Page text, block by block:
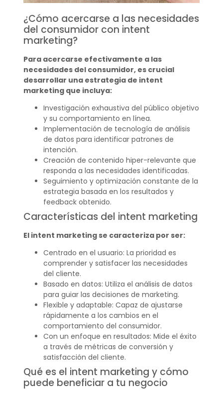
¿Cómo acercarse a las necesidades
del consumidor con intent
marketing?
Para acercarse efectivamente a las
necesidades del consumidor, es crucial
desarrollar una estrategia de intent
marketing que incluya:
Investigación exhaustiva del público objetivo
y su comportamiento en línea.
Implementación de tecnología de análisis
de datos para identificar patrones de
intención.
Creación de contenido hiper-relevante que
responda a las necesidades identificadas.
Seguimiento y optimización constante de la
estrategia basada en los resultados y
feedback obtenido.
Características del intent marketing
El intent marketing se caracteriza por ser:
Centrado en el usuario: La prioridad es
comprender y satisfacer las necesidades
del cliente.
Basado en datos: Utiliza el análisis de datos
para guiar las decisiones de marketing.
Flexible y adaptable: Capaz de ajustarse
rápidamente a los cambios en el
comportamiento del consumidor.
Con un enfoque en resultados: Mide el éxito
a través de métricas de conversión y
satisfacción del cliente.
Qué es el intent marketing y cómo
puede beneficiar a tu negocio